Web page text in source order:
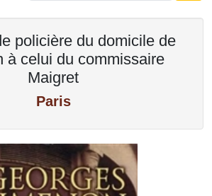
policière du domicile de
à celui du commissaire
Maigret
Paris